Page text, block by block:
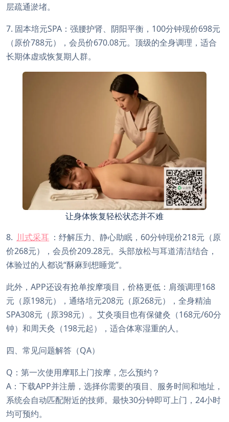
层疏通淤堵。
7. 固本培元SPA：强腰护肾、阴阳平衡，100分钟现价698元
（原价788元），会员价670.08元。顶级的全身调理，适合
长期体虚或恢复期人群。
让身体恢复轻松状态并不难
8. 川式采耳 ：纾解压力、静心助眠，60分钟现价218元（原
价268元），会员价209.28元。头部放松与耳道清洁结合，
体验过的人都说“酥麻到想睡觉”。
此外，APP还设有抢单按摩项目，价格更低：肩颈调理168
元（原198元），通络培元208元（原268元），全身精油
SPA308元（原398元）。艾灸项目也有保健灸（168元/60分
钟）和周天灸（198元起），适合体寒湿重的人。
四、常见问题解答（QA）
Q：第一次使用摩耶上门按摩，怎么预约？
A：下载APP并注册，选择你需要的项目、服务时间和地址，
系统会自动匹配附近的技师。最快30分钟即可上门，24小时
均可预约。